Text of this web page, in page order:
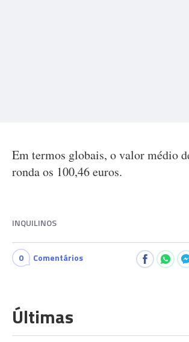
Em termos globais, o valor médio
ronda os 100,46 euros.
INQUILINOS
0 Comentários
Últimas